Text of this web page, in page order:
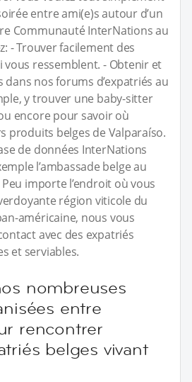
entre ami(e)s autour d’un
Communauté InterNations au
- Trouver facilement des
vous ressemblent. - Obtenir et
nos forums d’expatriés au
y trouver une baby-sitter
encore pour savoir où
produits belges de Valparaíso.
de données InterNations
l’ambassade belge au
importe l’endroit où vous
région viticole du
américaine, nous vous
avec des expatriés
et serviables.
nombreuses
entre
rencontrer
belges vivant